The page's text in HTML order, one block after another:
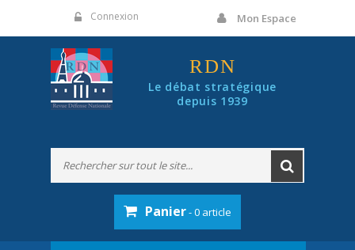
Connexion Mon Espace
RDN
Le débat stratégique
depuis 1939
Panier- 0 article